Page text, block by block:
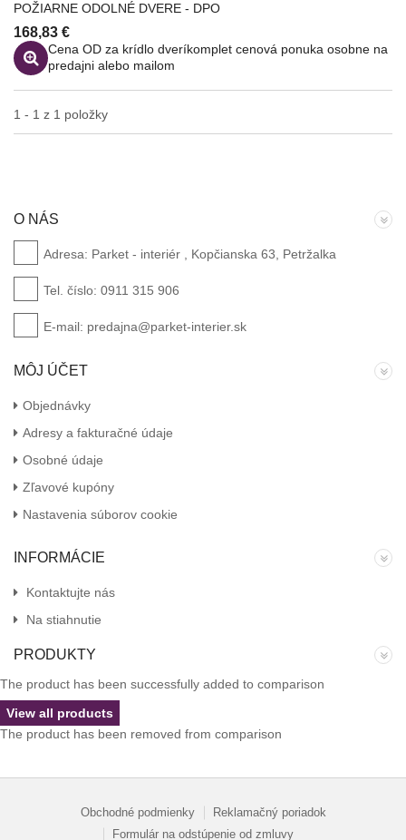
POŽIARNE ODOLNÉ DVERE - DPO
168,83 €
Náhľad
Cena OD za krídlo dveríkomplet cenová ponuka osobne na
predajni alebo mailom
1 - 1 z 1 položky
O NÁS
Adresa: Parket - interiér , Kopčianska 63, Petržalka
Tel. číslo: 0911 315 906
E-mail: predajna@parket-interier.sk
MÔJ ÚČET
Objednávky
Adresy a fakturačné údaje
Osobné údaje
Zľavové kupóny
Nastavenia súborov cookie
INFORMÁCIE
Kontaktujte nás
Na stiahnutie
PRODUKTY
The product has been successfully added to comparison
View all products
The product has been removed from comparison
Obchodné podmienky
Reklamačný poriadok
Formulár na odstúpenie od zmluvy